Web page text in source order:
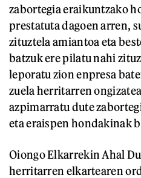
zabortegia eraikuntzako
prestatuta dagoen arren,
zituztela amiantoa eta
batzuk ere pilatu nahi
leporatu zion enpresa
zuela herritarren
azpimarratu dute
eta eraispen hondakinak
Oiongo Elkarrekin Ahal
herritarren elkartearen